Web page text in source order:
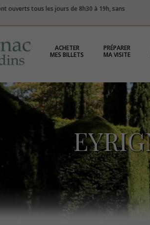
ouverts tous les jours de 8h30 à 19h, sans
ACHETER
MES BILLETS
PRÉPARER
MA VISITE